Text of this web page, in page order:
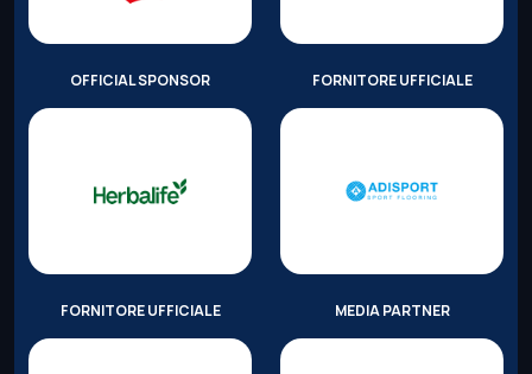
OFFICIAL SPONSOR FORNITORE UFFICIALE
FORNITORE UFFICIALE MEDIA PARTNER